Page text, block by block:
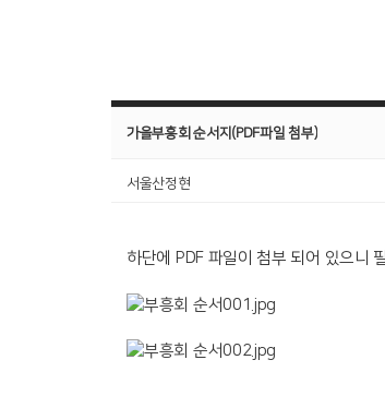
가을부흥회 순서지(PDF파일 첨부)
서울산정현
하단에 PDF 파일이 첨부 되어 있으니